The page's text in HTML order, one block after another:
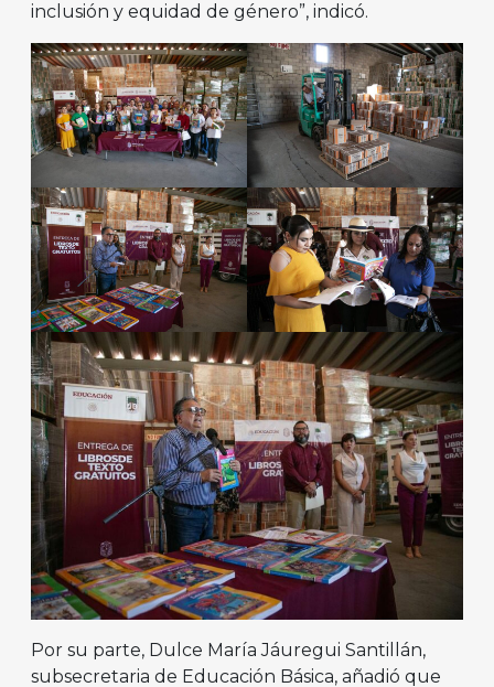
inclusión y equidad de género”, indicó.
Por su parte, Dulce María Jáuregui Santillán,
subsecretaria de Educación Básica, añadió que